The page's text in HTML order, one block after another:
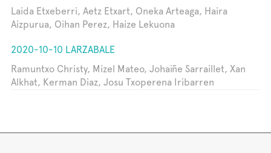
Laida Etxeberri, Aetz Etxart, Oneka Arteaga, Haira
Aizpurua, Oihan Perez, Haize Lekuona
2020-10-10 LARZABALE
Ramuntxo Christy, Mizel Mateo, Johaiñe Sarraillet, Xan
Alkhat, Kerman Diaz, Josu Txoperena Iribarren